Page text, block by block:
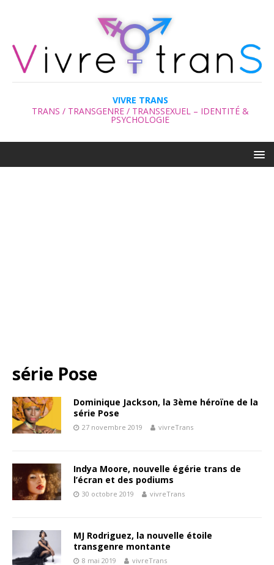
VIVRE TRANS
TRANS / TRANSGENRE / TRANSSEXUEL – IDENTITÉ &
PSYCHOLOGIE
série Pose
Dominique Jackson, la 3ème héroïne de la
série Pose
27 novembre 2019 vivreTrans
Indya Moore, nouvelle égérie trans de
l’écran et des podiums
30 octobre 2019 vivreTrans
MJ Rodriguez, la nouvelle étoile
transgenre montante
8 mai 2019 vivreTrans